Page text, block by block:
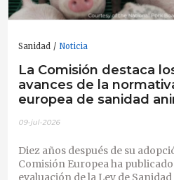
Sanidad Noticia
La Comisión destaca
avances de la
europea de sanidad
09-jul-2026
Diez años después de su
Comisión Europea ha
evaluación de la Ley de